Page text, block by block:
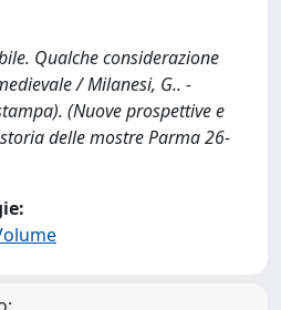
Qualche considerazione
/ Milanesi, G.. -
(Nuove prospettive e
delle mostre Parma 26-